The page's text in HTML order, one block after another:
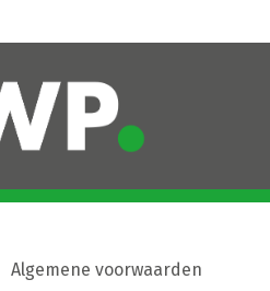
Algemene voorwaarden